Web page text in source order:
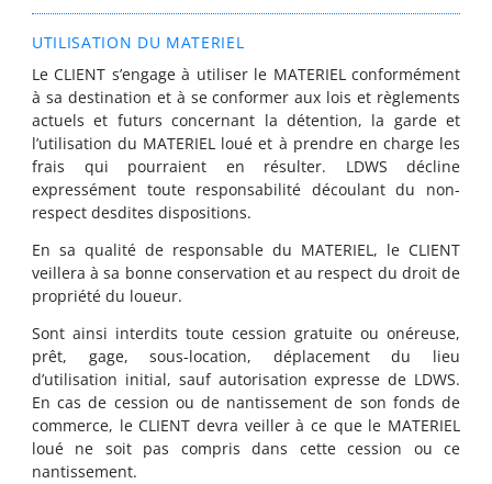
UTILISATION DU MATERIEL
Le CLIENT s’engage à utiliser le MATERIEL conformément
à sa destination et à se conformer aux lois et règlements
actuels et futurs concernant la détention, la garde et
l’utilisation du MATERIEL loué et à prendre en charge les
frais qui pourraient en résulter. LDWS décline
expressément toute responsabilité découlant du non-
respect desdites dispositions.
En sa qualité de responsable du MATERIEL, le CLIENT
veillera à sa bonne conservation et au respect du droit de
propriété du loueur.
Sont ainsi interdits toute cession gratuite ou onéreuse,
prêt, gage, sous-location, déplacement du lieu
d’utilisation initial, sauf autorisation expresse de LDWS.
En cas de cession ou de nantissement de son fonds de
commerce, le CLIENT devra veiller à ce que le MATERIEL
loué ne soit pas compris dans cette cession ou ce
nantissement.